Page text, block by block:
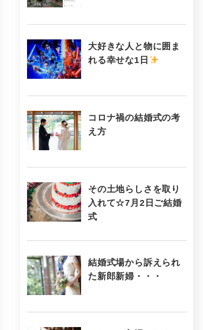
大好きな人と物に囲ま
れる幸せな1日
コロナ禍の結婚式の考
え方
その土地らしさを取り
入れて☆7月2日ご結婚
式
結婚式場から訴えられ
た新郎新婦・・・